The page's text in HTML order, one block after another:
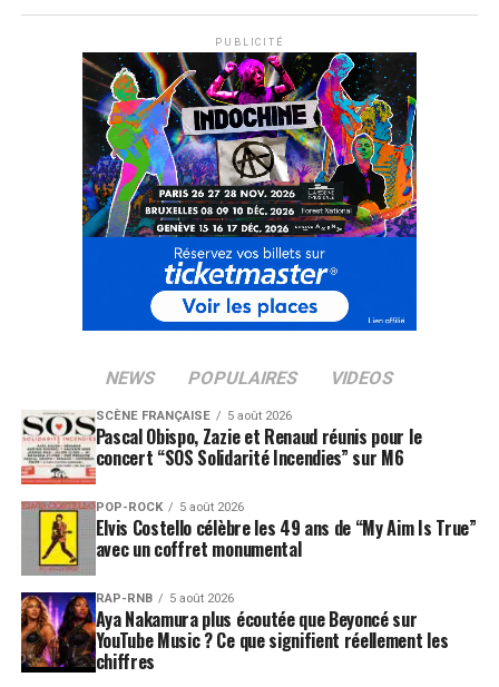
PUBLICITÉ
NEWS POPULAIRES VIDEOS
SCÈNE FRANÇAISE 5 août 2026
Pascal Obispo, Zazie et Renaud réunis pour le
concert “SOS Solidarité Incendies” sur M6
POP-ROCK 5 août 2026
Elvis Costello célèbre les 49 ans de “My Aim Is True”
avec un coffret monumental
RAP-RNB 5 août 2026
Aya Nakamura plus écoutée que Beyoncé sur
YouTube Music ? Ce que signifient réellement les
chiffres